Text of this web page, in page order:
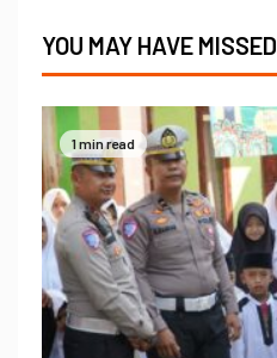
YOU MAY HAVE MISSED
1 min read